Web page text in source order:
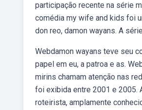
participação recente na série
comédia my wife and kids foi
don reo, damon wayans. A
Webdamon wayans teve seu
papel em eu, a patroa e as.
mirins chamam atenção nas
foi exibida entre 2001 e 2005.
roteirista, amplamente